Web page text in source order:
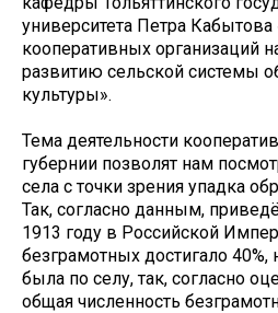
университета Петра Кабытова
кооперативных организаций
развитию сельской системы
культуры».
Тема деятельности
губернии позволят нам
села с точки зрения упадка
Так, согласно данным,
1913 году в Российской
безграмотных достигало
была по селу, так, согласно
общая численность